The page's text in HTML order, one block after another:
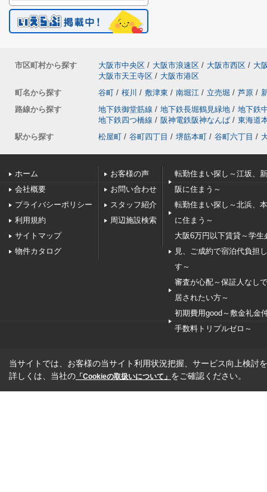
市区町村から探す 大阪市中央区 / 大阪市浪速区 / 大阪市西区 / 大
大阪市天王寺区 / 大阪市港区
町名から探す
谷町 / 桜川 / 敷津東 / 南堀江 / 立売堀 / 芦原 /
路線から探す
地下鉄御堂筋線 / 地下鉄長堀鶴見緑地 / 地下鉄
地下鉄四つ橋線 / 阪神電鉄阪神なんば / 東海道
駅から探す
松屋町 / 谷町四丁目 / 堺筋本町 / 谷町六丁目 /
ホーム
会社概要
プライバシーポリシー
利用規約
サイトマップ
物件カタログ
お客様の声
お問い合わせ
スタッフ紹介
周辺施設検索
転勤住まい探し～江坂、
阪に住まう～
転勤住まい探し～北浜、
に住まう～
大阪6万円以下賃貸～学生
見、ご成約で宿泊代負担
す～
審査が心配～保証人なし
居されたい方～
初期費用good～敷金礼金
手数料トリプルゼロ～
当サイトでは、お客様の当サイト利用状況把握、サービス向上検討
詳しくは、当社の 「Cookieの取扱いについて」 をご確認ください。